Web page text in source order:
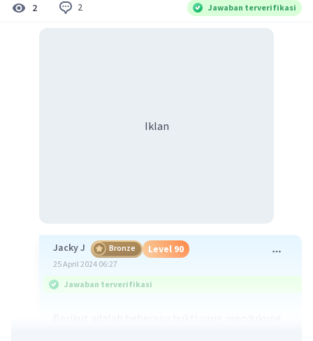
2 2 Jawaban terverifikasi
Iklan
Jacky J Bronze Level 90
25 April 2024 06:27
Jawaban terverifikasi